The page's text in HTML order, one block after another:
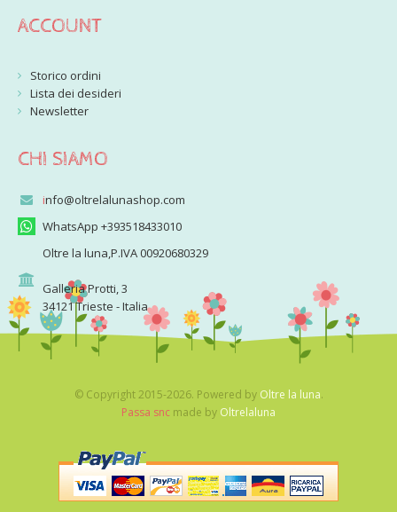
ACCOUNT
Storico ordini
Lista dei desideri
Newsletter
CHI SIAMO
info@oltrelalunashop.com
WhatsApp +393518433010
Oltre la luna,P.IVA 00920680329
Galleria Protti, 3
34121 Trieste - Italia
© Copyright 2015-2026. Powered by Oltre la luna.
Passa snc made by Oltrelaluna